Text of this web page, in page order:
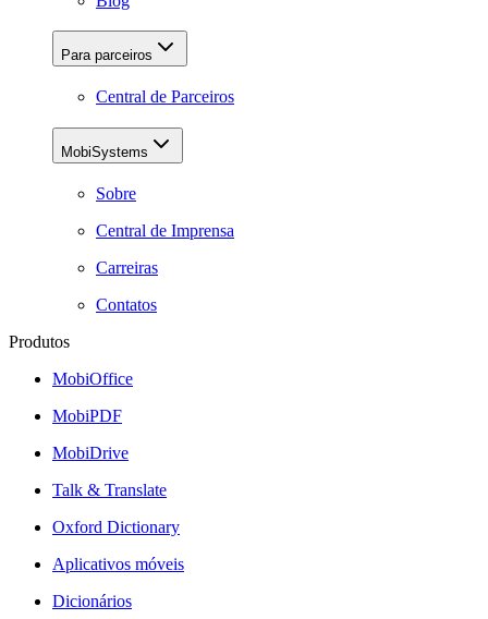
Para parceiros
Central de Parceiros
MobiSystems
Sobre
Central de Imprensa
Carreiras
Contatos
Produtos
MobiOffice
MobiPDF
MobiDrive
Talk & Translate
Oxford Dictionary
Aplicativos móveis
Dicionários